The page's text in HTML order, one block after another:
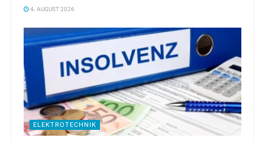
4. AUGUST 2026
ELEKTROTECHNIK